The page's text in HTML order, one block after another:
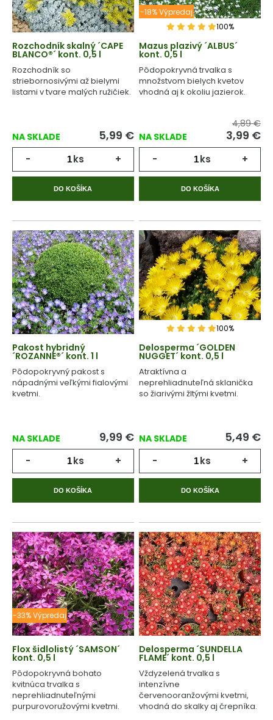
Rozchodník skalný ´CAPE
BLANCO®´ kont. 0,5 l
Rozchodník so
striebornosivými až bielymi
listami v tvare malých ružičiek.
NA SKLADE 5,99 €
- ks +
DO KOŠÍKA
-18% Výpredaj
100%
Mazus plazivý ´ALBUS´
kont. 0,5 l
Pôdopokryvná trvalka s
množstvom bielych kvetov
vhodná aj k okoliu jazierok.
NA SKLADE
4,89 €
3,99 €
- ks +
DO KOŠÍKA
Pakost hybridný
´ROZANNE®´ kont. 1 l
Pôdopokryvný pakost s
nápadnými veľkými fialovými
kvetmi.
NA SKLADE 9,99 €
- ks +
DO KOŠÍKA
100%
Delosperma ´GOLDEN
NUGGET´ kont. 0,5 l
Atraktívna a
neprehliadnuteľná sklanička
so žiarivými žltými kvetmi.
NA SKLADE 5,49 €
- ks +
DO KOŠÍKA
-33% Výpredaj
Flox šidlolistý ´SAMSON´
kont. 0,5 l
Pôdopokryvná bohato
kvitnúca trvalka s
neprehliadnuteľnými
purpurovoružovými kvetmi.
Delosperma ´SUNDELLA
FLAME´ kont. 0,5 l
Vždyzelená trvalka s
intenzívne
červenooranžovými kvetmi,
vhodná do skalky aj črepníka.